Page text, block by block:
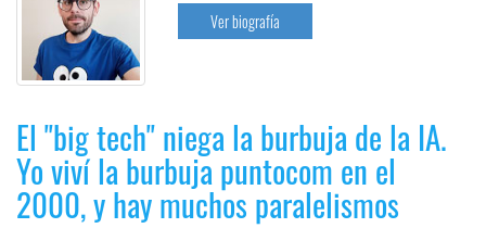
Ver biografía
El "big tech" niega la burbuja de la IA.
Yo viví la burbuja puntocom en el
2000, y hay muchos paralelismos